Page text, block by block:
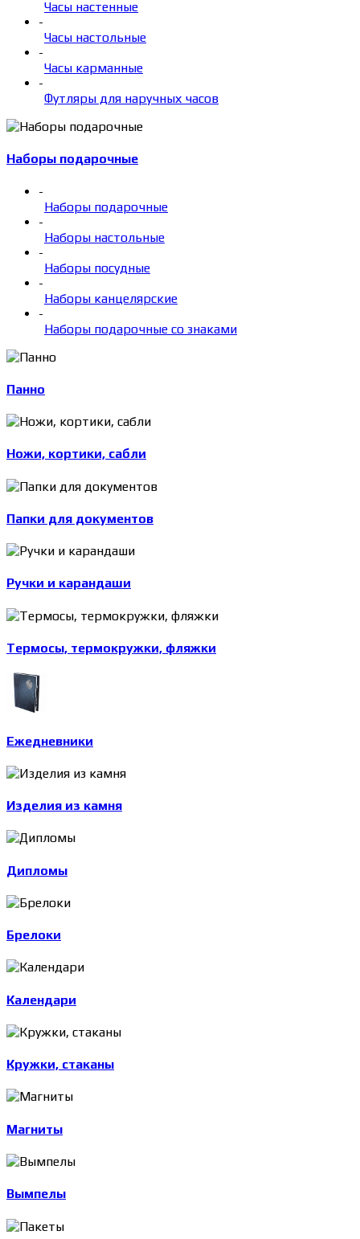
Часы настенные
-
Часы настольные
-
Часы карманные
-
Футляры для наручных часов
Наборы подарочные
-
Наборы подарочные
-
Наборы настольные
-
Наборы посудные
-
Наборы канцелярские
-
Наборы подарочные со знаками
Панно
Ножи, кортики, сабли
Папки для документов
Ручки и карандаши
Термосы, термокружки, фляжки
Ежедневники
Изделия из камня
Дипломы
Брелоки
Календари
Кружки, стаканы
Магниты
Вымпелы